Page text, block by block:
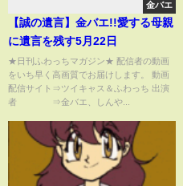
金バエ
【誠の遺言】金バエ!!愛する母親
に遺言を残す5月22日
★日刊ふわっちマガジン★ 配信者の動画
をいち早く高画質でお届けします。 動画
配信サイト⇒ツイキャス＆ふわっち 出演
者 ⇒金バエ、しんや...